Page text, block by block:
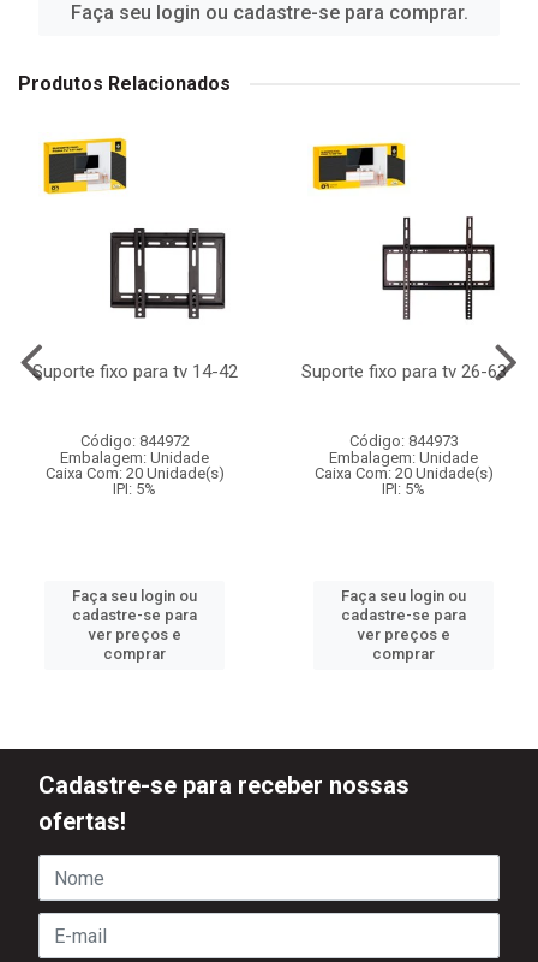
Faça seu login ou cadastre-se para comprar.
Produtos Relacionados
Suporte fixo para tv 14-42
Código: 844972
Embalagem: Unidade
Caixa Com: 20 Unidade(s)
IPI: 5%
Faça seu login ou
cadastre-se para
ver preços e
comprar
Suporte fixo para tv 26-63
Código: 844973
Embalagem: Unidade
Caixa Com: 20 Unidade(s)
IPI: 5%
Faça seu login ou
cadastre-se para
ver preços e
comprar
Cadastre-se para receber nossas
ofertas!